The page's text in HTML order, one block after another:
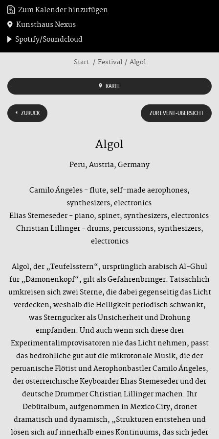
Zum Kalender hinzufügen
Kunsthaus Nexus
Spotify/Soundcloud
Start Festival Algol
KARTE
ZURÜCK ZUR EVENT-ÜBERSICHT
Algol
Peru, Austria, Germany
Camilo Ángeles - flute, self-made aerophones,
synthesizers, electronics
Elias Stemeseder - piano, spinet, synthesizers, electronics
Christian Lillinger - drums, percussions, synthesizers,
electronics
Algol, der „Teufelsstern“, ursprünglich arabisch Al-Ghul
für „Dämonenkopf“, gilt als Gefahrenbringer. Tatsächlich
umkreisen sich zwei Sterne, die dabei gegenseitig das Licht
verdecken, weshalb die Helligkeit periodisch schwankt,
was Sterngucker als Unsicherheit und Drohung
empfanden. Und auch wenn sich diese drei
Experimentalimprovisatoren nie das Licht nehmen, passt
das bedrohliche gut auf die mikrotonale Musik, die der
peruanische Flötist und Aerophonbastler Camilo Ángeles,
der österreichische Keyboarder Elias Stemeseder und der
deutsche Drummer Christian Lillinger machen. Ihr
Debütalbum, aufgenommen in Mexico City, dronet
dramatisch und dynamisch, „Strukturen entstehen und
lösen sich auf innerhalb eines Kontinuums, das sich jeder